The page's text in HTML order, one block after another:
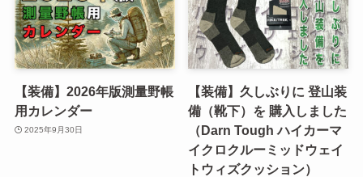
【装備】2026年版測量野帳
用カレンダー
2025年9月30日
【装備】久しぶりに 登山装
備（靴下）を 購入しました
（Darn Tough ハイカーマ
イクロクルーミッドウェイ
トウィズクッション）